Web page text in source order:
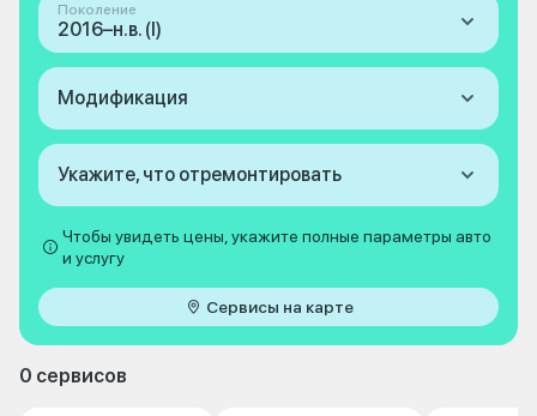
Поколение
2016–н.в. (I)
Модификация
Укажите, что отремонтировать
Чтобы увидеть цены, укажите полные параметры авто
и услугу
Сервисы на карте
0 сервисов